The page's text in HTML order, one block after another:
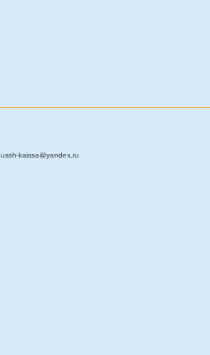
kaissa@yandex.ru